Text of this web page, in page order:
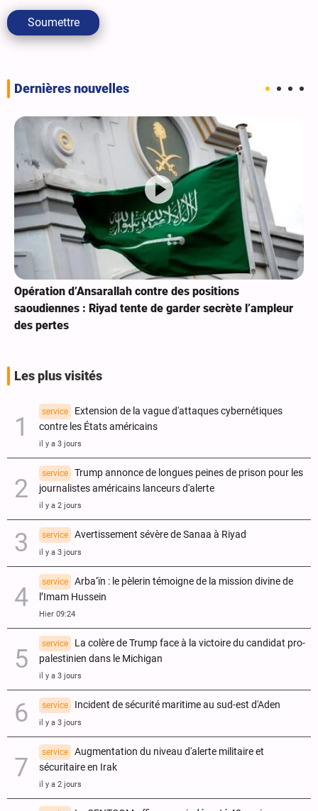
Soumettre
Dernières nouvelles
Opération d’Ansarallah contre des positions
saoudiennes : Riyad tente de garder secrète l’ampleur
des pertes
Les plus visités
service
Extension de la vague d'attaques cybernétiques
contre les États américains
il y a 3 jours
service
Trump annonce de longues peines de prison pour les
journalistes américains lanceurs d'alerte
il y a 2 jours
service Avertissement sévère de Sanaa à Riyad
il y a 3 jours
service
Arba‘ïn : le pèlerin témoigne de la mission divine de
l’Imam Hussein
Hier 09:24
service
La colère de Trump face à la victoire du candidat pro-
palestinien dans le Michigan
il y a 3 jours
service Incident de sécurité maritime au sud-est d'Aden
il y a 3 jours
service
Augmentation du niveau d'alerte militaire et
sécuritaire en Irak
il y a 2 jours